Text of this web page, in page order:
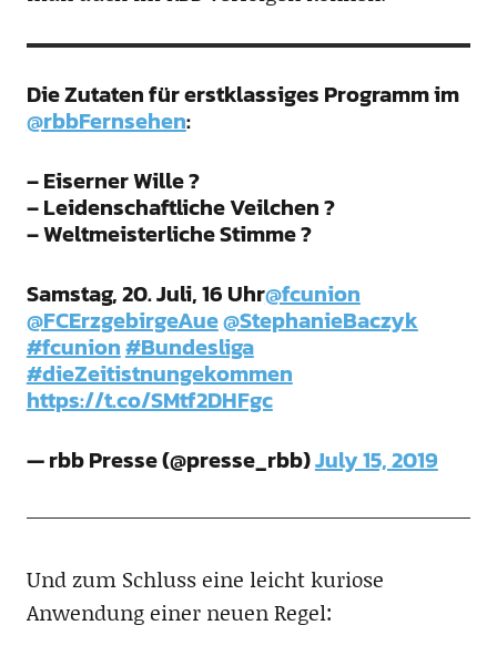
Die Zutaten für erstklassiges Programm im
@rbbFernsehen:
– Eiserner Wille ?
– Leidenschaftliche Veilchen ?
– Weltmeisterliche Stimme ?
Samstag, 20. Juli, 16 Uhr@fcunion
@FCErzgebirgeAue@StephanieBaczyk
#fcunion#Bundesliga
#dieZeitistnungekommen
https://t.co/SMtf2DHFgc
— rbb Presse (@presse_rbb)July 15, 2019
Und zum Schluss eine leicht kuriose
Anwendung einer neuen Regel: